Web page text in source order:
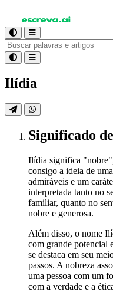
Ilídia
Significado
Ilídia significa
consigo a ideia de
admiráveis e um
interpretada tanto no
familiar, quanto no
nobre e generosa.
Além disso, o nome
com grande potencial
se destaca em seu
passos. A nobreza
uma pessoa com um
com a verdade e a